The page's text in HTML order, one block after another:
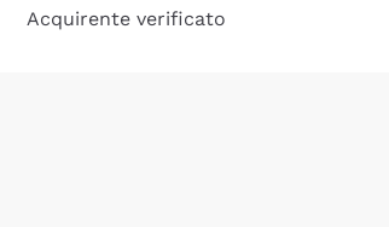
Acquirente verificato